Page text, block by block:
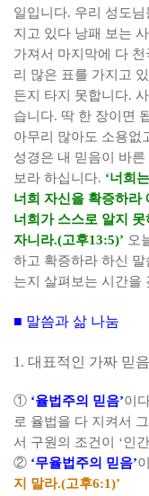
일입니다. 우리 성도
지고 있다 낭패 보는
가져서 마지막에 다
리 많은 표를 가지고
든지 타지 못합니다.
습니다. 딱 한 장이면
아무리 많아도 소용없
성경은 내 믿음이 바
보라 하십니다. ‘너희
너희 자신을 확증하라
너희가 스스로 알지
자니라.(고후13:5)’ 오
하고 확증하라 하신
는지 살펴보는 시간을
■ 말씀과 삶 나눔
1. 대표적인 가짜 믿
① ‘율법주의 믿음’이
로 율법을 다 지켜서
서 구원의 조건이 ‘인
② ‘무율법주의 믿음’
지 말라.(고후6:1)’